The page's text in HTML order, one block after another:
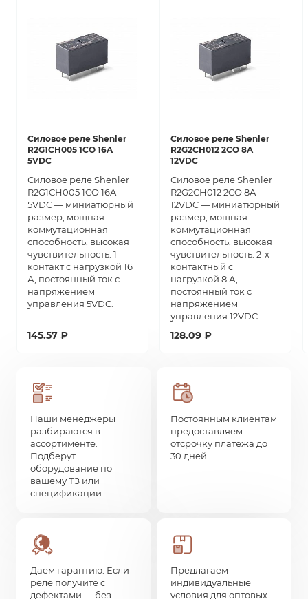
Силовое реле Shenler
R2G1CH005 1CO 16A
5VDC
Силовое реле Shenler
R2G1CH005 1CO 16A
5VDC — миниатюрный
размер, мощная
коммутационная
способность, высокая
чувствительность. 1
контакт с нагрузкой 16
А, постоянный ток с
напряжением
управления 5VDC.
145.57 ₽
Силовое реле Shenler
R2G2CH012 2CO 8A
12VDC
Силовое реле Shenler
R2G2CH012 2CO 8A
12VDC — миниатюрный
размер, мощная
коммутационная
способность, высокая
чувствительность. 2-х
контактный с
нагрузкой 8 А,
постоянный ток с
напряжением
управления 12VDC.
128.09 ₽
Наши менеджеры
разбираются в
ассортименте.
Подберут
оборудование по
вашему ТЗ или
спецификации
Постоянным клиентам
предоставляем
отсрочку платежа до
30 дней
Даем гарантию. Если
реле получите с
дефектами — без
Предлагаем
индивидуальные
условия для оптовых